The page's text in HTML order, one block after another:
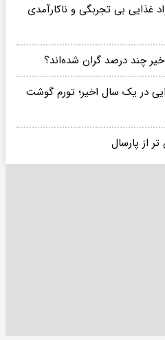
غذایی بی تجربگی و ناکارآمدی
چند درصد گران شده‌اند؟
۵۳ ماده غذایی در یک سال اخیر؛ تورم گوشت